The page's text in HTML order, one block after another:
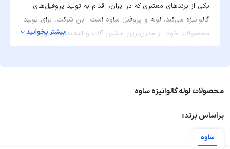
یکی از برندهای معتبری که در ایران، اقدام به تولید پروفیل‌های
گالوانیزه می‌کند، لوله و پروفیل ساوه است. این شرکت، برای تولید
محصولات خود، از مدرن‌ترین ماشین آلات و استانداردها بهره
است.
بیشتر بخوانید
محصولات لوله گالوانیزه ساوه
براساس برند:
ساوه